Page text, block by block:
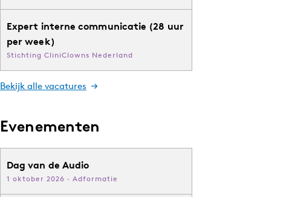
Expert interne communicatie (28 uur
per week)
Stichting CliniClowns Nederland
Bekijk alle vacatures
Evenementen
Dag van de Audio
1 oktober 2026 · Adformatie